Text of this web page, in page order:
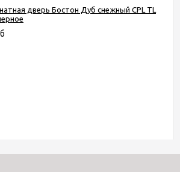
дверь Бостон Дуб снежный CPL TL